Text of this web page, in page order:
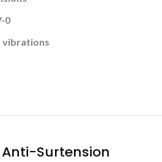
0
vibrations
Anti-Surtension